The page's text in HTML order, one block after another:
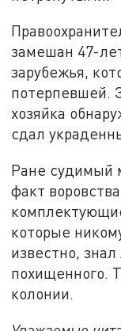
замешан 47-
зарубежья,
потерпевшей.
хозяйка
сдал
Ране судимый
факт
которые
известно,
похищенного.
колонии.